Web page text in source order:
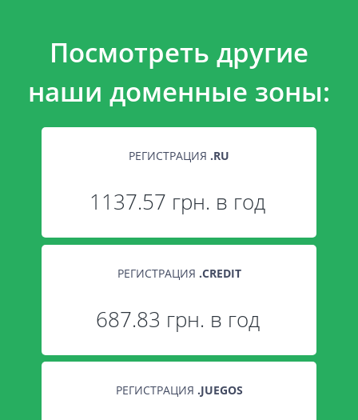
Посмотреть другие
наши доменные зоны:
РЕГИСТРАЦИЯ .RU
1137.57 грн. в год
РЕГИСТРАЦИЯ .CREDIT
687.83 грн. в год
РЕГИСТРАЦИЯ .JUEGOS